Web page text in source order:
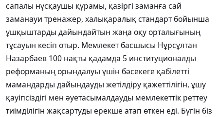
сапалы нұсқаушы құрамы, қазіргі заманға сай
заманауи тренажер, халықаралық стандарт бойынша
ұшқыштарды дайындайтын жаңа оқу орталығының
тұсауын кесіп отыр. Мемлекет басшысы Нұрсұлтан
Назарбаев 100 нақты қадамда 5 институционалды
реформаның орындалуы үшін бәсекеге қабілетті
мамандарды дайындауды жетілдіру қажеттілігін, ұшу
қауіпсіздігі мен әуетасымалдауды мемлекеттік реттеу
тиімділігін жақсартуды ерекше атап өткен еді. Бүгін біз